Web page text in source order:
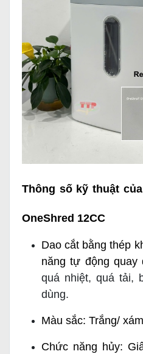
Thông số kỹ thuật
OneShred 12CC
Dao cắt bằng thép
năng tự động quay
quá nhiệt, quá tải,
dùng.
Màu sắc: Trắng/
Chức năng hủy: